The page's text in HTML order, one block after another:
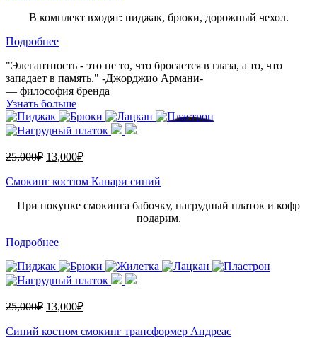
В комплект входят: пиджак, брюки, дорожный чехол.
Подробнее
"Элегантность - это не то, что бросается в глаза, а то, что
западает в память." -Джорджио Армани-
— философия бренда
Узнать больше
25,000₽ 13,000₽
Смокинг костюм Канари синий
При покупке смокинга бабочку, нагрудный платок и кофр
подарим.
Подробнее
25,000₽ 13,000₽
Синий костюм смокинг трансформер Андреас